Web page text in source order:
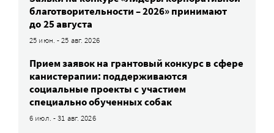
благотворительности – 2026» принимают
до 25 августа
25 июн. - 25 авг. 2026
Прием заявок на грантовый конкурс в сфере
канистерапии: поддерживаются
социальные проекты с участием
специально обученных собак
6 июл. - 31 авг. 2026